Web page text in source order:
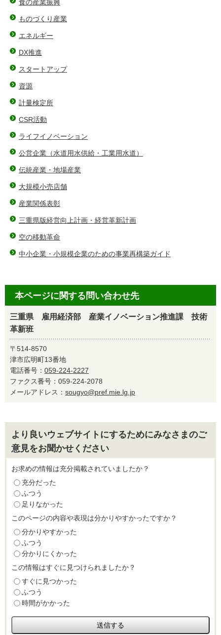
食の産業振興
ものづくり産業
エネルギー
DX推進
スタートアップ
資源
計量検定所
CSR活動
ライフイノベーション
公営企業（水道用水供給・工業用水道）
伝統産業・地場産業
大規模小売店舗
産業関係表彰
三重県版経営向上計画・経営革新計画
空の移動革命
中小企業・小規模企業のための事業再構築ガイド
本ページに関する問い合わせ先
三重県 雇用経済部 産業イノベーション推進課 技術
革新班
〒514-8570
津市広明町13番地
電話番号： 059-224-2227
ファクス番号：059-224-2078
メールアドレス： sougyo@pref.mie.lg.jp
より良いウェブサイトにするためにみなさまのご
意見をお聞かせください
お求めの情報は充分掲載されていましたか？
充分だった
ふつう
足りなかった
このページの内容や表現は分かりやすかったですか？
分かりやすかった
ふつう
分かりにくかった
この情報はすぐに見つけられましたか？
すぐに見つかった
ふつう
時間がかかった